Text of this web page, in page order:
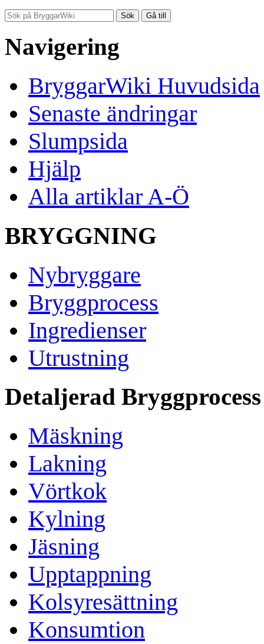
Navigering
BryggarWiki Huvudsida
Senaste ändringar
Slumpsida
Hjälp
Alla artiklar A-Ö
BRYGGNING
Nybryggare
Bryggprocess
Ingredienser
Utrustning
Detaljerad Bryggprocess
Mäskning
Lakning
Vörtkok
Kylning
Jäsning
Upptappning
Kolsyresättning
Konsumtion